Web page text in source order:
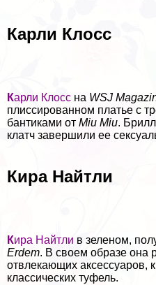
Карли Клосс
Карли Клосс на WSJ
плиссированном платье с
бантиками от Miu Miu.
клатч завершили ее
Кира Найтли
Кира Найтли в зеленом,
Erdem. В своем образе она
отвлекающих аксессуаров,
классических туфель.